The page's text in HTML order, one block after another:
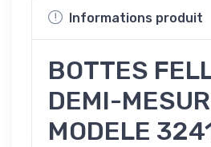
Informations produit
BOTTES
DEMI-
MODELE